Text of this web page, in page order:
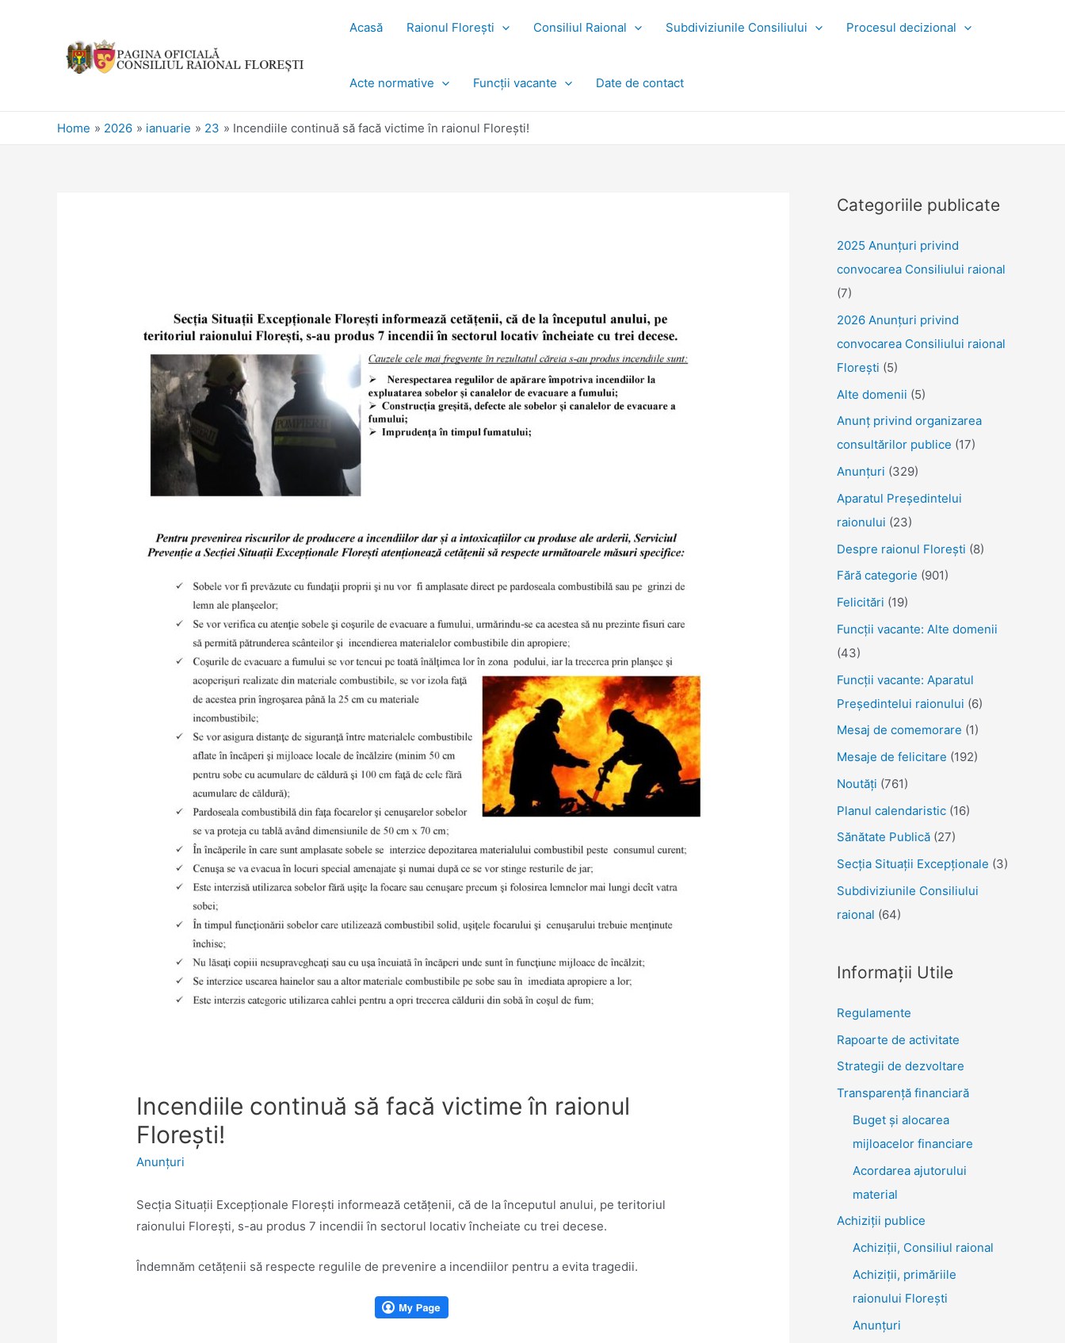
Acasă Raionul Florești Consiliul Raional Subdiviziunile Consiliului Procesul decizional
Acte normative Funcții vacante Date de contact
Home 2026 ianuarie 23 Incendiile continuă să facă victime în raionul Florești!
Incendiile continuă să facă victime în raionul
Florești!
Anunţuri
Secția Situații Excepționale Florești informează cetățenii, că de la începutul anului, pe teritoriul
raionului Florești, s-au produs 7 incendii în sectorul locativ încheiate cu trei decese.
Îndemnăm cetățenii să respecte regulile de prevenire a incendiilor pentru a evita tragedii.
Categoriile publicate
2025 Anunţuri privind
convocarea Consiliului raional
(7)
2026 Anunțuri privind
convocarea Consiliului raional
Florești (5)
Alte domenii (5)
Anunţ privind organizarea
consultărilor publice (17)
Anunţuri (329)
Aparatul Preşedintelui
raionului (23)
Despre raionul Floreşti (8)
Fără categorie (901)
Felicitări (19)
Funcţii vacante: Alte domenii
(43)
Funcții vacante: Aparatul
Președintelui raionului (6)
Mesaj de comemorare (1)
Mesaje de felicitare (192)
Noutăţi (761)
Planul calendaristic (16)
Sănătate Publică (27)
Secția Situații Excepționale (3)
Subdiviziunile Consiliului
raional (64)
Informații Utile
Regulamente
Rapoarte de activitate
Strategii de dezvoltare
Transparenţă financiară
Buget și alocarea
mijloacelor financiare
Acordarea ajutorului
material
Achiziţii publice
Achiziții, Consiliul raional
Achiziții, primăriile
raionului Florești
Anunțuri